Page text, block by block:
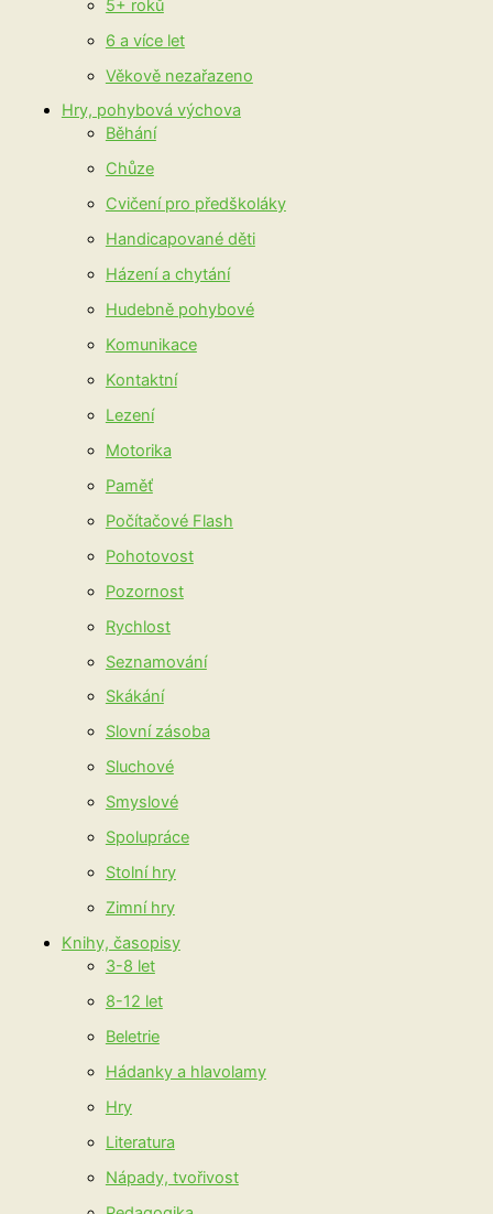
5+ roků
6 a více let
Věkově nezařazeno
Hry, pohybová výchova
Běhání
Chůze
Cvičení pro předškoláky
Handicapované děti
Házení a chytání
Hudebně pohybové
Komunikace
Kontaktní
Lezení
Motorika
Paměť
Počítačové Flash
Pohotovost
Pozornost
Rychlost
Seznamování
Skákání
Slovní zásoba
Sluchové
Smyslové
Spolupráce
Stolní hry
Zimní hry
Knihy, časopisy
3-8 let
8-12 let
Beletrie
Hádanky a hlavolamy
Hry
Literatura
Nápady, tvořivost